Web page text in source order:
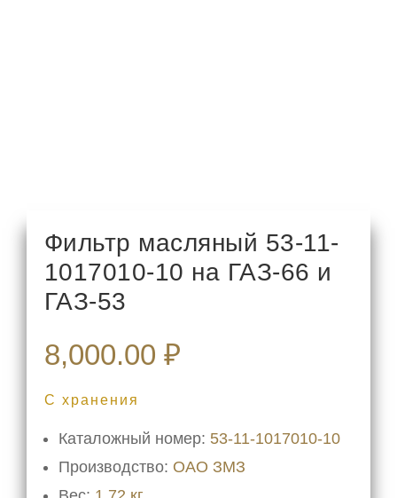
Фильтр масляный 53-11-
1017010-10 на ГАЗ-66 и
ГАЗ-53
8,000.00 ₽
С хранения
Каталожный номер: 53-11-1017010-10
Производство: ОАО ЗМЗ